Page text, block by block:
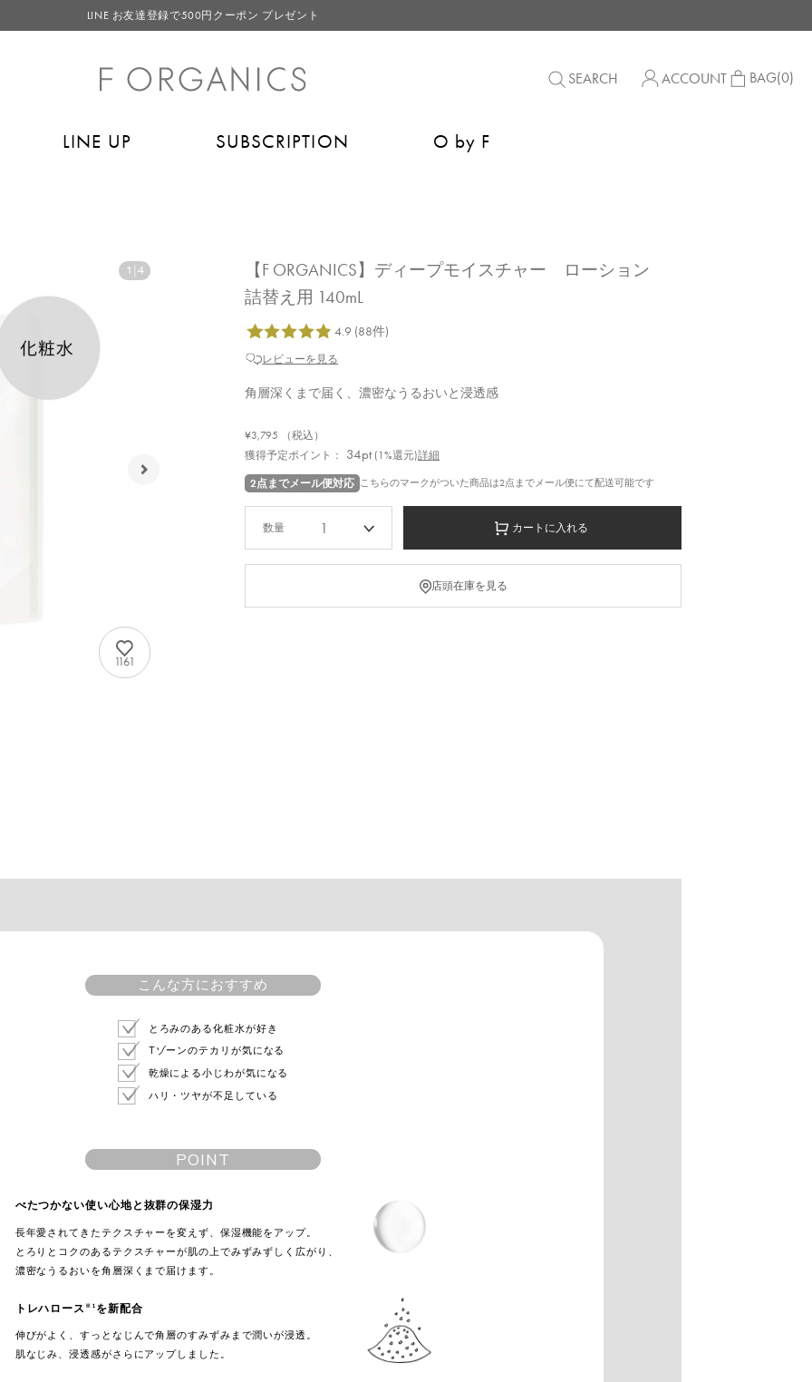
LINE お友達登録で500円クーポン プレゼント
【重要】お盆期間中のお問い合わせと商品配送に関しまして
LINE お友達登録で500円クーポン プレゼント
SEARCH ACCOUNT BAG(0)
LINE UP SUBSCRIPTION O by F
1 4
1161
【F ORGANICS】ディープモイスチャー ローション
詰替え用 140mL
レビューを見る
角層深くまで届く、濃密なうるおいと浸透感
¥3,795 （税込）
獲得予定ポイント：
34pt (1%還元)詳細
2点までメール便対応 こちらのマークがついた商品は2点までメール便にて配送可能です
1 カートに入れる
店頭在庫を見る
こんな方におすすめ
とろみのある化粧水が好き
Tゾーンのテカリが気になる
乾燥による小じわが気になる
ハリ・ツヤが不足している
POINT
べたつかない使い心地と抜群の保湿力
長年愛されてきたテクスチャーを変えず、 保湿機能をアップ。
とろりとコクのあるテクスチャーが肌の上でみずみずしく広がり、
濃密なうるおいを角層深くまで届けます。
トレハロース ※1 を新配合
伸びがよく、すっとなじんで角層のすみずみまで潤いが浸透。
肌なじみ、浸透感がさらにアップしました。